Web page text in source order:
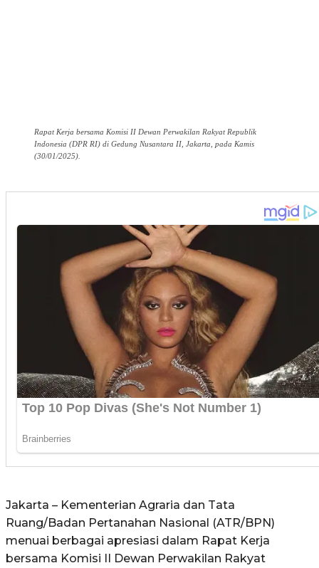
Rapat Kerja bersama Komisi II Dewan Perwakilan Rakyat Republik
Indonesia (DPR RI) di Gedung Nusantara II, Jakarta, pada Kamis
(30/01/2025).
Jakarta – Kementerian Agraria dan Tata
Ruang/Badan Pertanahan Nasional (ATR/BPN)
menuai berbagai apresiasi dalam Rapat Kerja
bersama Komisi II Dewan Perwakilan Rakyat